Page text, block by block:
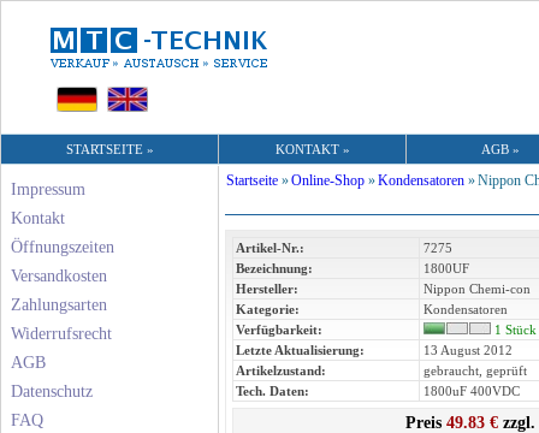
STARTSEITE » KONTAKT » AGB »
Impressum
Kontakt
Öffnungszeiten
Versandkosten
Zahlungsarten
Widerrufsrecht
AGB
Datenschutz
FAQ
Startseite »Online-Shop »Kondensatoren »Nippon
Artikel-Nr.:
7275
Bezeichnung:
1800UF
Hersteller:
Nippon Chemi-con
Kategorie:
Kondensatoren
Verfügbarkeit:
1
Letzte Aktualisierung:
13 August 2012
Artikelzustand:
gebraucht, geprüft
Tech. Daten:
1800uF 400VDC
Preis 49.83 €zzgl.